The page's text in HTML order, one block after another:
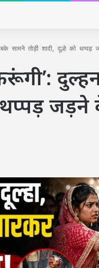
सामने तोड़ी शादी, दूल्हे को
थप्पड़